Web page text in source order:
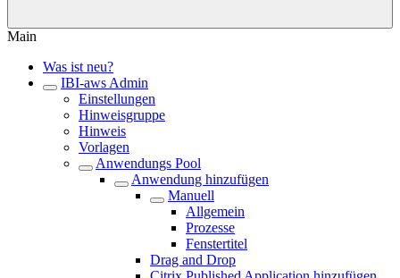
Main
Was ist neu?
IBI-aws Admin
Einstellungen
Hinweisgruppe
Hinweis
Vorlagen
Anwendungs Pool
Anwendung hinzufügen
Manuell
Allgemein
Prozesse
Fenstertitel
Drag and Drop